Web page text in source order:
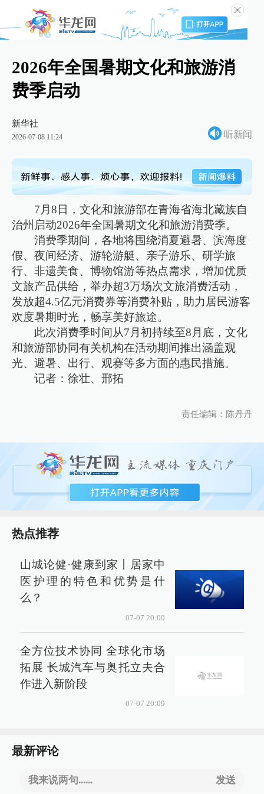
2026年全国暑期文化和旅游消
费季启动
新华社
2026-07-08 11:24 听新闻
7月8日，文化和旅游部在青海省海北藏族自
治州启动2026年全国暑期文化和旅游消费季。
消费季期间，各地将围绕消夏避暑、滨海度
假、夜间经济、游轮游艇、亲子游乐、研学旅
行、非遗美食、博物馆游等热点需求，增加优质
文旅产品供给，举办超3万场次文旅消费活动，
发放超4.5亿元消费券等消费补贴，助力居民游客
欢度暑期时光，畅享美好旅途。
此次消费季时间从7月初持续至8月底，文化
和旅游部协同有关机构在活动期间推出涵盖观
光、避暑、出行、观赛等多方面的惠民措施。
记者：徐壮、邢拓
责任编辑：陈丹丹
热点推荐
山城论健·健康到家丨居家中
医护理的特色和优势是什
么？
07-07 20:00
全方位技术协同 全球化市场
拓展 长城汽车与奥托立夫合
作进入新阶段
07-07 20:09
最新评论
我来说两句...... 发送